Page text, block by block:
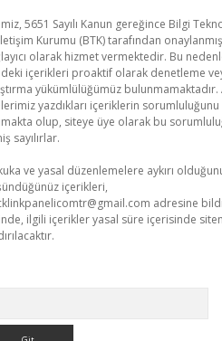
5651 Sayılı Kanun gereğince Bilgi
Kurumu (BTK) tarafından
olarak hizmet vermektedir. Bu
içerikleri proaktif olarak denetleme
yükümlülüğümüz bulunmamaktadır.
yazdıkları içeriklerin sorumluluğunu
olup, siteye üye olarak bu
sayılırlar.
ve yasal düzenlemelere aykırı
içerikleri,
adresine
ilgili içerikler yasal süre içerisinde